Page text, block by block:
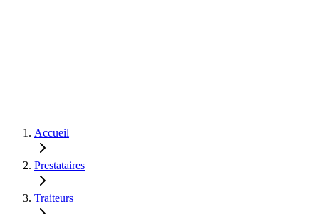
Accueil
Prestataires
Traiteurs